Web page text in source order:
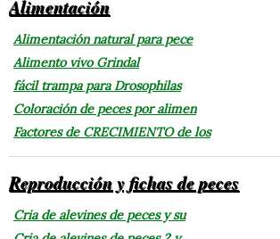
Alimentación
Alimentación natural para pece
Alimento vivo Grindal
fácil trampa para Drosophilas
Coloración de peces por alimen
Factores de CRECIMIENTO de los
Reproducción y fichas de peces
Cria de alevines de peces y su